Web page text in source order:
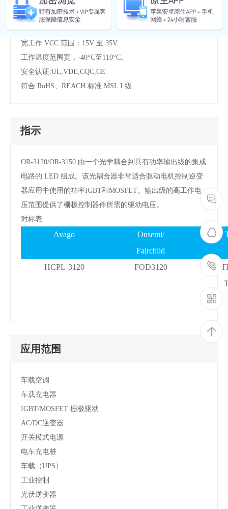
ICC = 5 mA 最大电源电流
带迟滞的欠压锁定保护 （UVLO）
宽工作 VCC 范围：15V 至 35V
工作温度范围宽，-40°C至110°C。
安全认证:UL,VDE,CQC,CE
符合 RoHS、REACH 标准 MSL I 级
指示
OR-3120/OR-3150 由一个光学耦合到具有功率输出级的集成
电路的 LED 组成。该光耦合器非常适合驱动电机控制逆变
器应用中使用的功率IGBT和MOSFET。输出级的高工作电
压范围提供了栅极控制器件所需的驱动电压。
对标表
Avago
Onsemi/
Fairchild
HCPL-3120 FOD3120
应用范围
车载空调
车载充电器
IGBT/MOSFET 栅极驱动
AC/DC逆变器
开关模式电源
电车充电桩
车载（UPS）
工业控制
光伏逆变器